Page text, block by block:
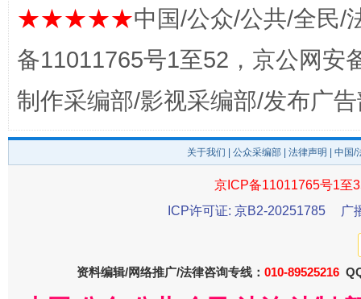
东山县通报“牛蛙产品抗生素超标问题” 法
★★★★★中国/公众/公共/全民/
备11011765号1至52，京公网安
制作采编部/影视采编部/发布广
关于我们 公众采编部 法律声明 | 中国
京ICP备11011765号1至
ICP许可证: 京B2-20251785
广
资料编辑/网络推广/法律咨询专线： 010-89525216